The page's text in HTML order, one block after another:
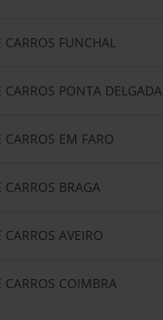
CARROS FUNCHAL
CARROS PONTA DELGADA
CARROS EM FARO
CARROS BRAGA
CARROS AVEIRO
CARROS COIMBRA